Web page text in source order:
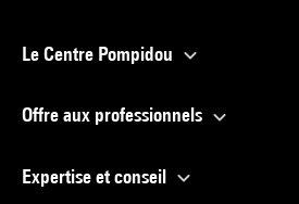
Le Centre Pompidou
Offre aux professionnels
Expertise et conseil